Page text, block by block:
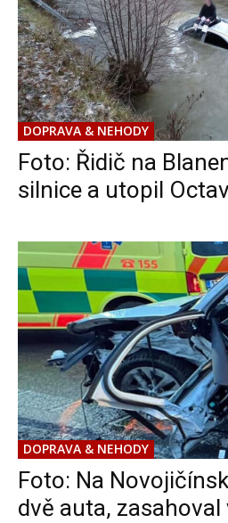
DOPRAVA & NEHODY
Foto: Řidič na
silnice a utopil
DOPRAVA & NEHODY
Foto: Na
dvě auta,